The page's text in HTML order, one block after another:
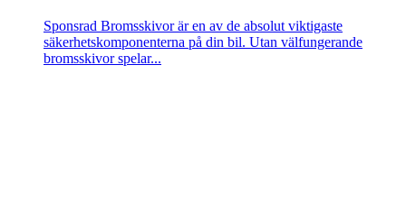
Sponsrad Bromsskivor är en av de absolut viktigaste
säkerhetskomponenterna på din bil. Utan välfungerande
bromsskivor spelar...